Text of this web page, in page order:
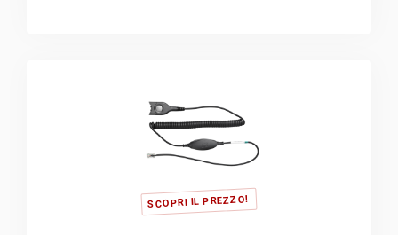
SCOPRI IL PREZZO!